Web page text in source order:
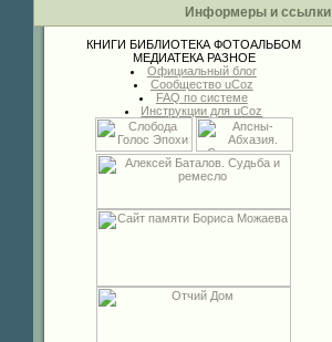
Информеры и ссылки
КНИГИ БИБЛИОТЕКА ФОТОАЛЬБОМ
МЕДИАТЕКА РАЗНОЕ
Официальный блог
Сообщество uCoz
FAQ по системе
Инструкции для uCoz